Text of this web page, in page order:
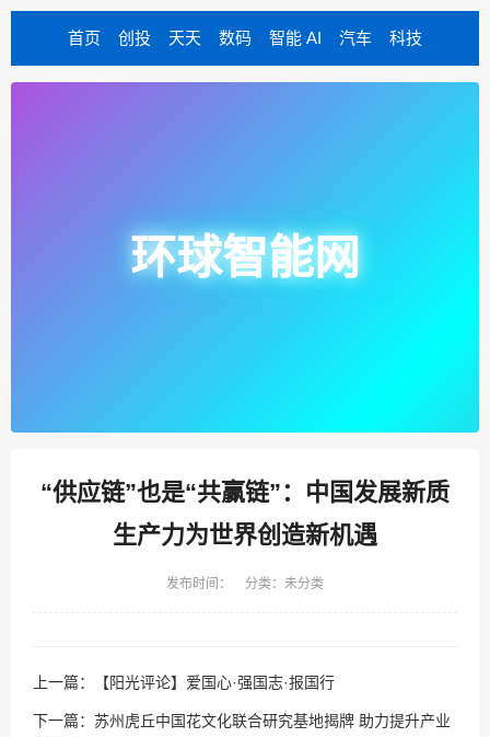
首页 创投 天天 数码 智能 AI 汽车 科技
环球智能网
“供应链”也是“共赢链”：中国发展新质
生产力为世界创造新机遇
发布时间： 分类：未分类
上一篇： 【阳光评论】爱国心·强国志·报国行
下一篇： 苏州虎丘中国花文化联合研究基地揭牌 助力提升产业